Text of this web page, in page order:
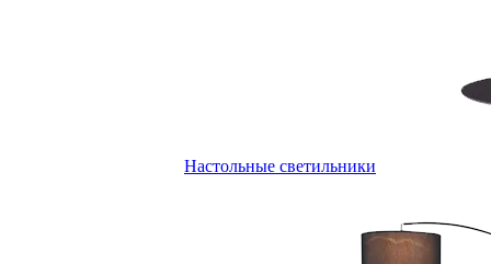
Настольные светильники